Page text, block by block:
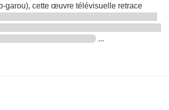
garou), cette œuvre télévisuelle retrace
...